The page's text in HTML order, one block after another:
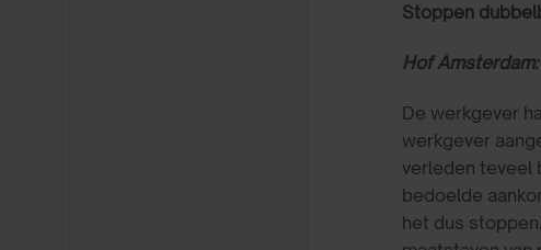
Stoppen
Hof
De werkgever
werkgever
verleden teveel
bedoelde
het dus